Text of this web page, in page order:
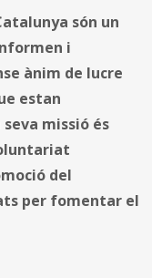
són un
i
ànim de lucre
estan
missió és
del
per fomentar el